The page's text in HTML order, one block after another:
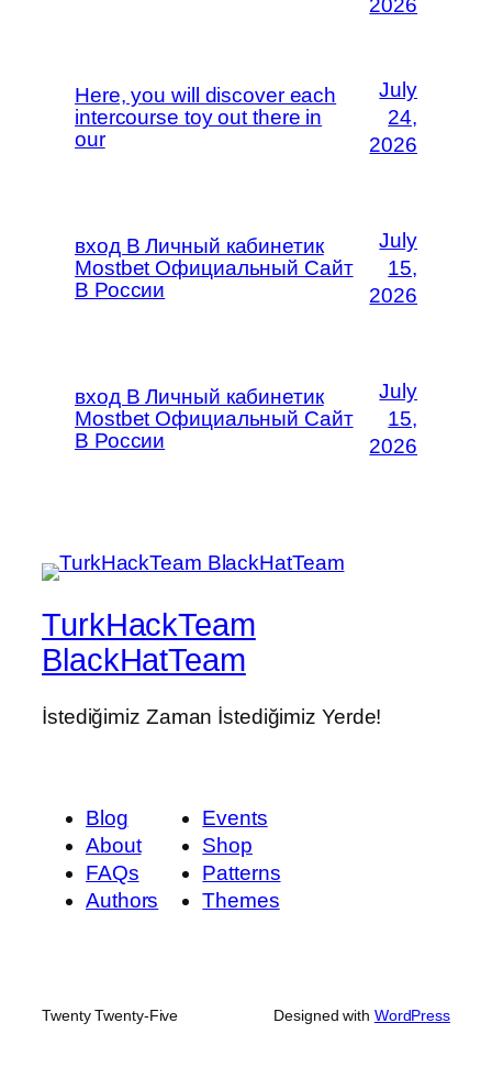
2026
Here, you will discover each
intercourse toy out there in
our
July
24,
2026
вход В Личный кабинетик
Mostbet Официальный Сайт
В России
July
15,
2026
вход В Личный кабинетик
Mostbet Официальный Сайт
В России
July
15,
2026
TurkHackTeam
BlackHatTeam
İstediğimiz Zaman İstediğimiz Yerde!
Blog
About
FAQs
Authors
Events
Shop
Patterns
Themes
Twenty Twenty-Five Designed with WordPress